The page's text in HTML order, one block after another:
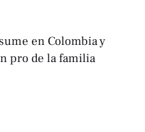
en Colombia y
pro de la familia